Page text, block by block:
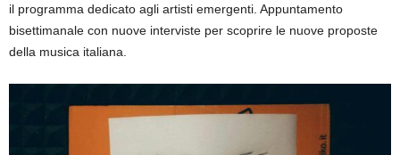
il programma dedicato agli artisti emergenti. Appuntamento
bisettimanale con nuove interviste per scoprire le nuove proposte
della musica italiana.